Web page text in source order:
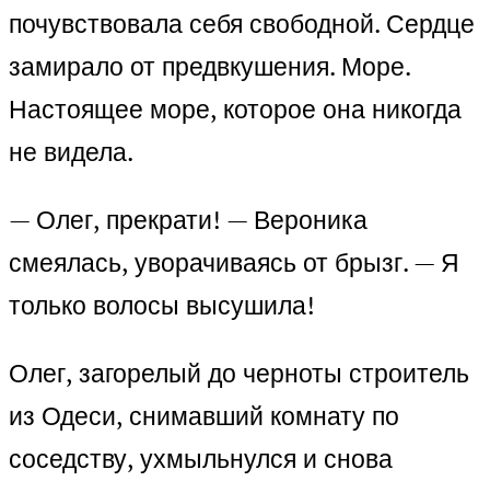
почувствовала себя свободной. Сердце
замирало от предвкушения. Море.
Настоящее море, которое она никогда
не видела.
— Олег, прекрати! — Вероника
смеялась, уворачиваясь от брызг. — Я
только волосы высушила!
Олег, загорелый до черноты строитель
из Одеси, снимавший комнату по
соседству, ухмыльнулся и снова